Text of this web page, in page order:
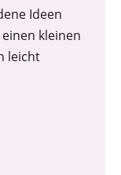
Ideen
kleinen
leicht